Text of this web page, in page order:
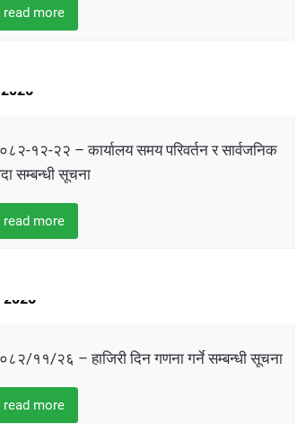
read more
2026
१२-२२ – कार्यालय समय परिवर्तन र सार्वजनिक
सम्बन्धी सूचना
read more
2026
११/२६ – हाजिरी दिन गणना गर्ने सम्बन्धी सूचना
read more